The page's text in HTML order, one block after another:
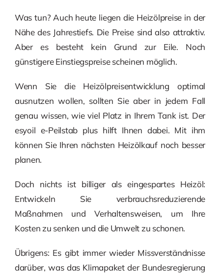
Was tun? Auch heute liegen die Heizölpreise in der
Nähe des Jahrestiefs. Die Preise sind also attraktiv.
Aber es besteht kein Grund zur Eile. Noch
günstigere Einstiegspreise scheinen möglich.
Wenn Sie die Heizölpreisentwicklung optimal
ausnutzen wollen, sollten Sie aber in jedem Fall
genau wissen, wie viel Platz in Ihrem Tank ist. Der
esyoil e-Peilstab plus hilft Ihnen dabei. Mit ihm
können Sie Ihren nächsten Heizölkauf noch besser
planen.
Doch nichts ist billiger als eingespartes Heizöl:
Entwickeln Sie verbrauchsreduzierende
Maßnahmen und Verhaltensweisen, um Ihre
Kosten zu senken und die Umwelt zu schonen.
Übrigens: Es gibt immer wieder Missverständnisse
darüber, was das Klimapaket der Bundesregierung